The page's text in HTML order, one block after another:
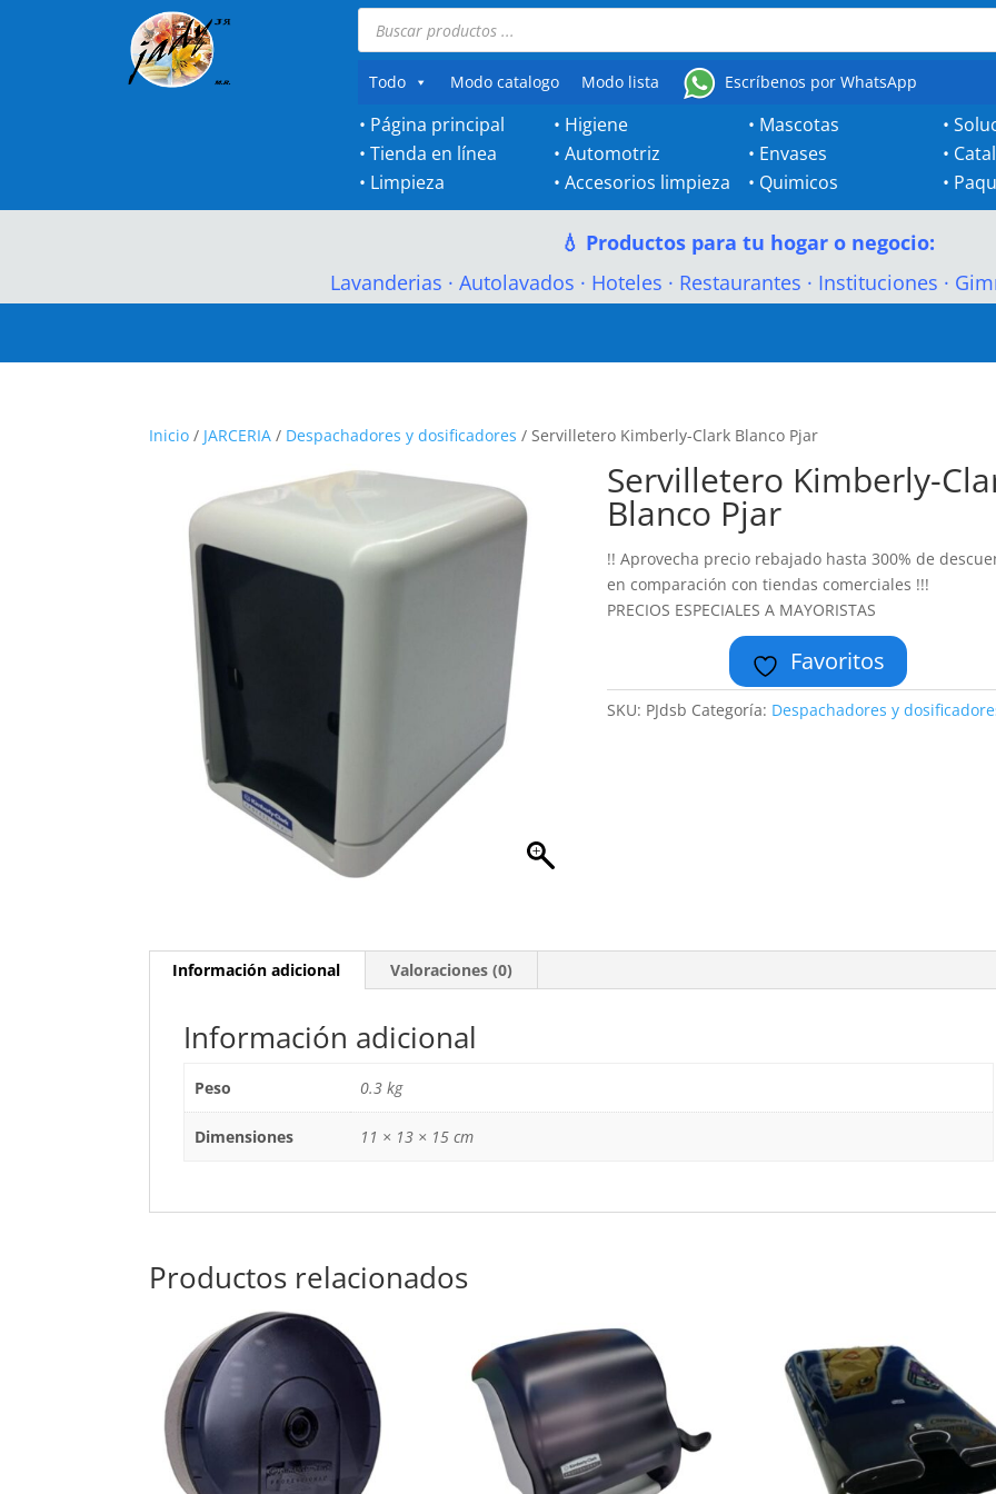
Búsqueda
productos
Todo
Modo catalogo Modo lista Escríbenos por WhatsApp
• Página principal
•Tienda en línea
• Limpieza
• Higiene
•Automotriz
•Accesorios limpieza
• Mascotas
• Envases
• Quimicos
•
•
•
💧 Productos para tu hogar o negocio:
Lavanderias · Autolavados · Hoteles · Restaurantes · Instituciones ·
Inicio / JARCERIA / Despachadores y dosificadores / Servilletero Kimberly-Clark Blanco Pjar
Servilletero Kimberly-
Blanco Pjar
!! Aprovecha precio rebajado hasta 300% de
en comparación con tiendas comerciales !!!
PRECIOS ESPECIALES A MAYORISTAS
Favoritos
SKU: PJdsb Categoría: Despachadores y
Información adicional Valoraciones (0)
Información adicional
Peso 0.3 kg
Dimensiones 11 × 13 × 15 cm
Productos relacionados